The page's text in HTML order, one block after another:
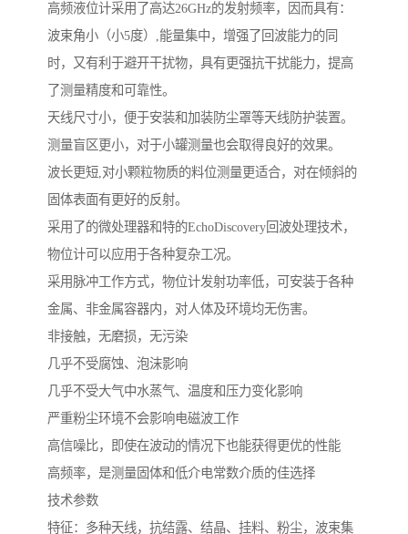
高频液位计采用了高达26GHz的发射频率，因而具有：
波束角小（小5度）,能量集中，增强了回波能力的同
时，又有利于避开干扰物，具有更强抗干扰能力，提高
了测量精度和可靠性。
天线尺寸小，便于安装和加装防尘罩等天线防护装置。
测量盲区更小，对于小罐测量也会取得良好的效果。
波长更短,对小颗粒物质的料位测量更适合，对在倾斜的
固体表面有更好的反射。
采用了的微处理器和特的EchoDiscovery回波处理技术，
物位计可以应用于各种复杂工况。
采用脉冲工作方式，物位计发射功率低，可安装于各种
金属、非金属容器内，对人体及环境均无伤害。
非接触，无磨损，无污染
几乎不受腐蚀、泡沫影响
几乎不受大气中水蒸气、温度和压力变化影响
严重粉尘环境不会影响电磁波工作
高信噪比，即使在波动的情况下也能获得更优的性能
高频率，是测量固体和低介电常数介质的佳选择
技术参数
特征：多种天线，抗结露、结晶、挂料、粉尘，波束集